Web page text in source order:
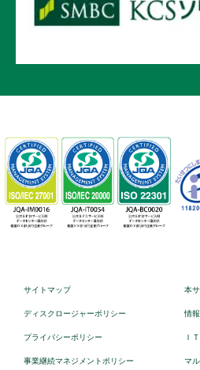
サイトマップ 本
ディスクロージャーポリシー 情
プライバシーポリシー Ｉ
事業継続マネジメントポリシー マ